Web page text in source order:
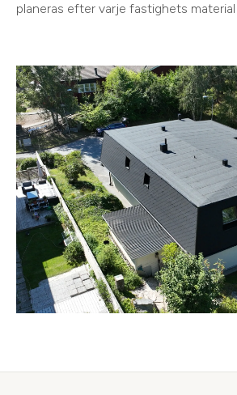
planeras efter varje fastighets